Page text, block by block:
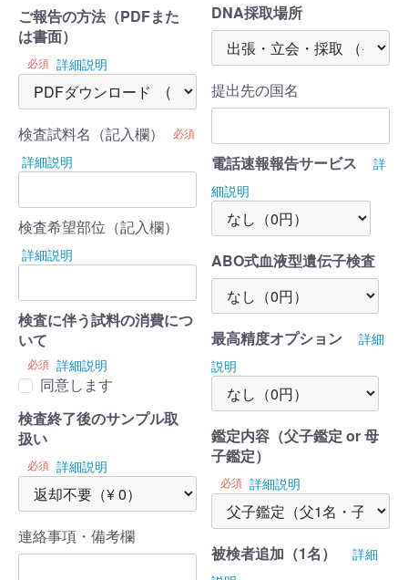
ご報告の方法（PDFまた
は書面）
必須 詳細説明
検査試料名（記入欄） 必須
詳細説明
検査希望部位（記入欄）
詳細説明
検査に伴う試料の消費につ
いて
必須 詳細説明
同意します
検査終了後のサンプル取
扱い
必須 詳細説明
連絡事項・備考欄
DNA採取場所
提出先の国名
電話速報報告サービス
詳
細説明
ABO式血液型遺伝子検査
最高精度オプション
詳細
説明
鑑定内容（父子鑑定 or 母
子鑑定）
必須 詳細説明
被検者追加（1名）
詳細